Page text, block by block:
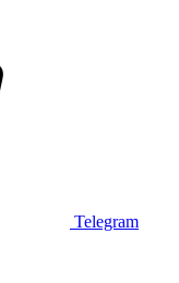
Telegram